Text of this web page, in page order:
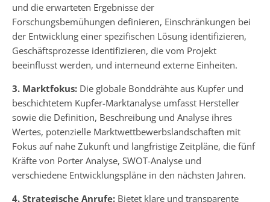
und die erwarteten Ergebnisse der
Forschungsbemühungen definieren, Einschränkungen bei
der Entwicklung einer spezifischen Lösung identifizieren,
Geschäftsprozesse identifizieren, die vom Projekt
beeinflusst werden, und interneund externe Einheiten.
3. Marktfokus: Die globale Bonddrähte aus Kupfer und
beschichtetem Kupfer-Marktanalyse umfasst Hersteller
sowie die Definition, Beschreibung und Analyse ihres
Wertes, potenzielle Marktwettbewerbslandschaften mit
Fokus auf nahe Zukunft und langfristige Zeitpläne, die fünf
Kräfte von Porter Analyse, SWOT-Analyse und
verschiedene Entwicklungspläne in den nächsten Jahren.
4. Strategische Anrufe: Bietet klare und transparente